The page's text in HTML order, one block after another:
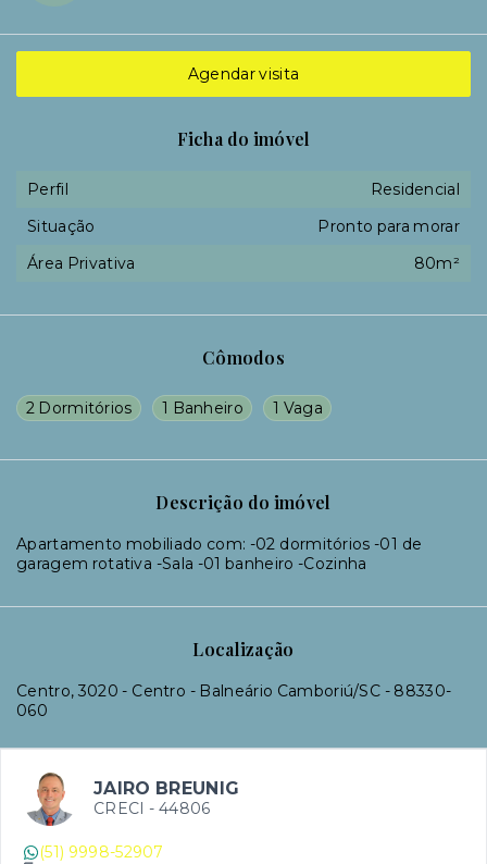
Cômodos
2 Dormitórios 1 Banheiro 1 Vaga
Descrição do imóvel
Apartamento mobiliado com: -02 dormitórios -01 de
garagem rotativa -Sala -01 banheiro -Cozinha
Localização
Centro, 3020 - Centro - Balneário Camboriú/SC - 88330-
060
Agendar visita
Ficha do imóvel
Perfil
Residencial
Situação
Pronto para morar
Área Privativa
80m²
JAIRO BREUNIG
CRECI - 44806
(51) 9998-52907